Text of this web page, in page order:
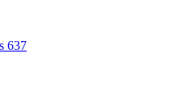
637